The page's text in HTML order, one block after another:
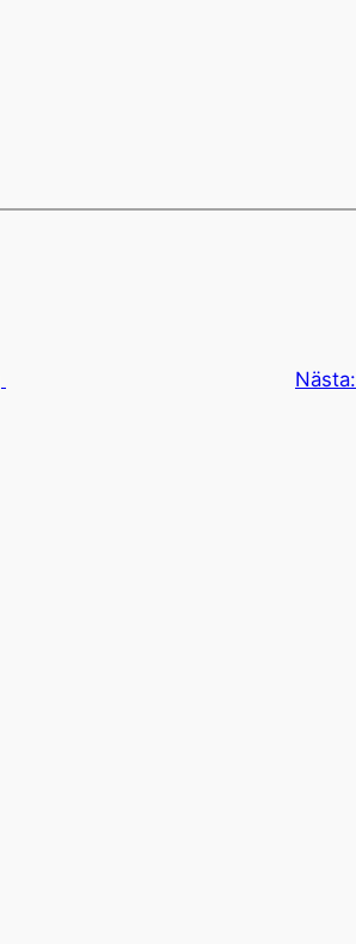
Nästa: